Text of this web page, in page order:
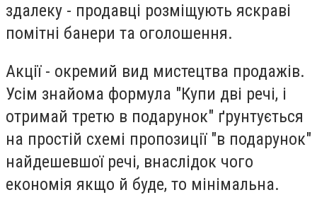
здалеку - продавці розміщують яскраві
помітні банери та оголошення.
Акції - окремий вид мистецтва продажів.
Усім знайома формула "Купи дві речі, і
отримай третю в подарунок" ґрунтується
на простій схемі пропозиції "в подарунок"
найдешевшої речі, внаслідок чого
економія якщо й буде, то мінімальна.